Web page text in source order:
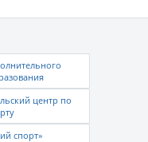
центр по
спорт»